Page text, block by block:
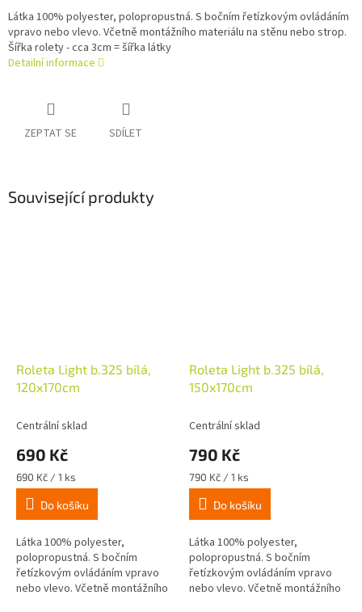
Látka 100% polyester, polopropustná. S bočním řetízkovým ovládáním
vpravo nebo vlevo. Včetně montážního materiálu na stěnu nebo strop.
Šířka rolety - cca 3cm = šířka látky
Detailní informace
ZEPTAT SE SDÍLET
Související produkty
Roleta Light b.325 bílá,
120x170cm
Centrální sklad
690 Kč
Měrná
cena:
690 Kč / 1 ks
Do košíku
Látka 100% polyester,
polopropustná. S bočním
řetízkovým ovládáním vpravo
nebo vlevo. Včetně montážního
Roleta Light b.325 bílá,
150x170cm
Centrální sklad
790 Kč
Měrná
cena:
790 Kč / 1 ks
Do košíku
Látka 100% polyester,
polopropustná. S bočním
řetízkovým ovládáním vpravo
nebo vlevo. Včetně montážního